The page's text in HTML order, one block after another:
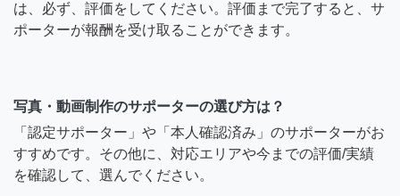
は、必ず、評価をしてください。評価まで完了すると、サ
ポーターが報酬を受け取ることができます。
写真・動画制作のサポーターの選び方は？
「認定サポーター」や「本人確認済み」のサポーターがお
すすめです。その他に、対応エリアや今までの評価/実績
を確認して、選んでください。